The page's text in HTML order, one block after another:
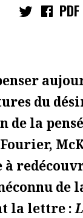
PDF
du
de la
à
de
la lettre :